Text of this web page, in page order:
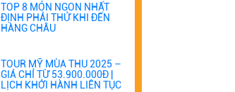
TOP 8 MÓN NGON NHẤT
ĐỊNH PHẢI THỬ KHI ĐẾN
HÀNG CHÂU
TOUR MỸ MÙA THU 2025 –
GIÁ CHỈ TỪ 53.900.000Đ |
LỊCH KHỞI HÀNH LIÊN TỤC